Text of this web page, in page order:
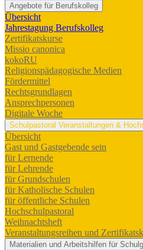
Angebote für Berufskolleg
Übersicht
Jahrestagung Berufskolleg
Zertifikatskurse
Missio canonica
kokoRU
Religionspädagogische Medien
Fördermittel
Rechtsgrundlagen
Ansprechpersonen
Digitale Woche
Schulpastoral Veranstaltungen &
Übersicht
Gast und Gastgebende sein
für Lernende
für Lehrende
für Grundschulen
für Katholische Schulen
für öffentliche Schulen
Hochschulpastoral
Weihnachtsheft
Veranstaltungsreihen und
Materialien und Arbeitshilfen für